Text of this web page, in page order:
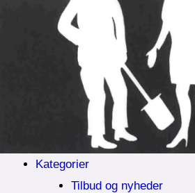
Kategorier
Tilbud og nyheder